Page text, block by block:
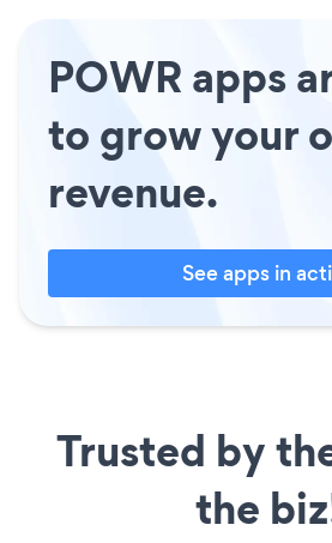
POWR apps
to grow your
revenue.
See apps in
Trusted by
the